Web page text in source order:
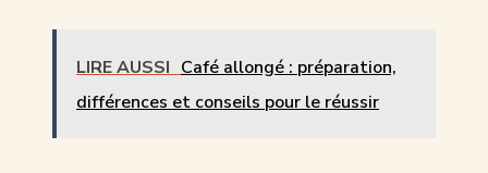
LIRE AUSSI Café allongé : préparation,
différences et conseils pour le réussir